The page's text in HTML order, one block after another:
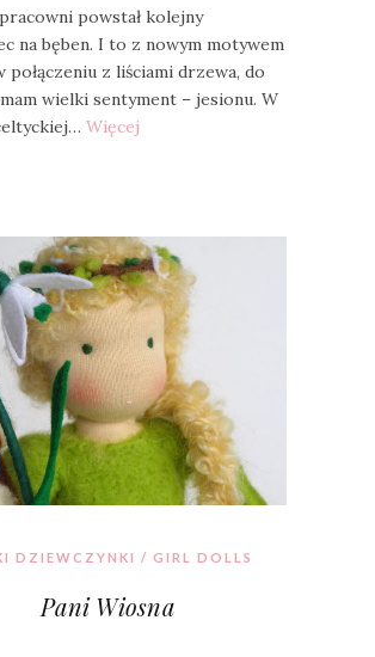
powstał kolejny
na bęben. I to z nowym motywem
połączeniu z liściami drzewa, do
wielki sentyment – jesionu. W
Więcej
DZIEWCZYNKI / GIRL DOLLS
Pani Wiosna